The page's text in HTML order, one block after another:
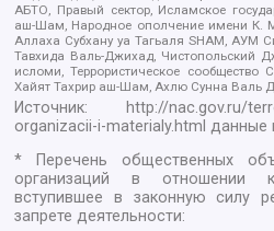
АБТО, Правый сектор, Исламское
аш-Шам, Народное ополчение имени К.
Аллаха Субхану уа Тагьаля SHAM, АУМ
Тавхида Валь-Джихад, Чистопольский
исломи, Террористическое сообщество
Хайят Тахрир аш-Шам, Ахлю Сунна Валь
Источник:
http://nac.gov.ru/
organizacii-i-materialy.html данные
* Перечень общественных
организаций в отношении
вступившее в законную силу
запрете деятельности: